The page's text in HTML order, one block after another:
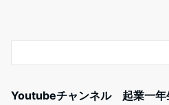
Youtubeチャンネル 起業一年